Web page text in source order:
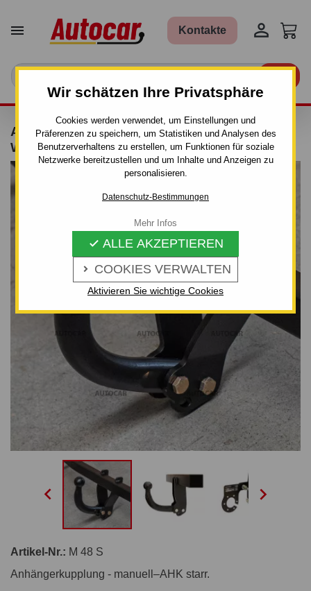
Wir schätzen Ihre Privatsphäre
Cookies werden verwendet, um Einstellungen und
Präferenzen zu speichern, um Statistiken und Analysen des
Benutzerverhaltens zu erstellen, um Funktionen für soziale
Netzwerke bereitzustellen und um Inhalte und Anzeigen zu
personalisieren.
Datenschutz-Bestimmungen
 COOKIES VERWALTEN
 ALLE AKZEPTIEREN
Aktivieren Sie wichtige Cookies
Mehr Infos
 Kontakte 
ANHÄNGERKUPPLUNG FÜR MAZDA 6 - GY -
WAGON - MANUALL–AHK STARR
 
Artikel-Nr.: M 48 S
Anhängerkupplung - manuell–AHK starr.